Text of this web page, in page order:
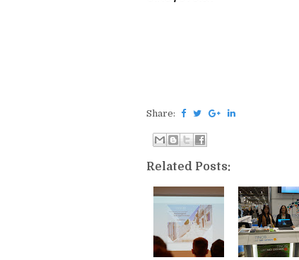
Share:
Related Posts: